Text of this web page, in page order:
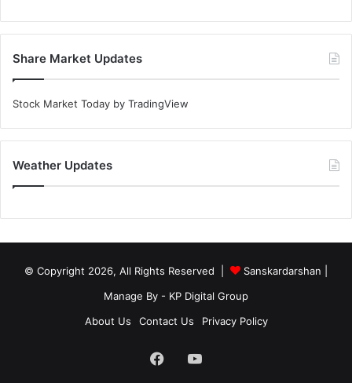
Share Market Updates
Stock Market Today by TradingView
Weather Updates
© Copyright 2026, All Rights Reserved | Sanskardarshan
Manage By - KP Digital Group
About Us
Contact Us Privacy Policy
FacebookYouTube